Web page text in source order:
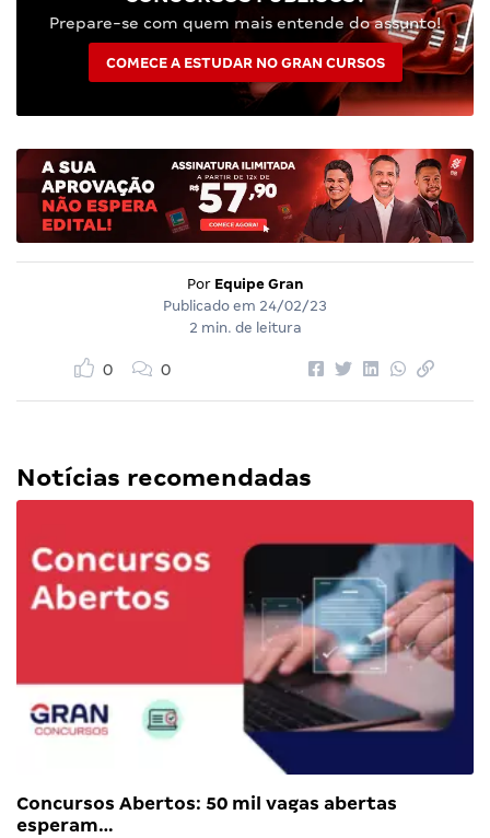
Prepare-se com quem mais entende do assunto!
COMECE A ESTUDAR NO GRAN CURSOS
Por Equipe Gran
Publicado em 24/02/23
2 min. de leitura
0 0
Notícias recomendadas
Concursos Abertos: 50 mil vagas abertas
esperam…